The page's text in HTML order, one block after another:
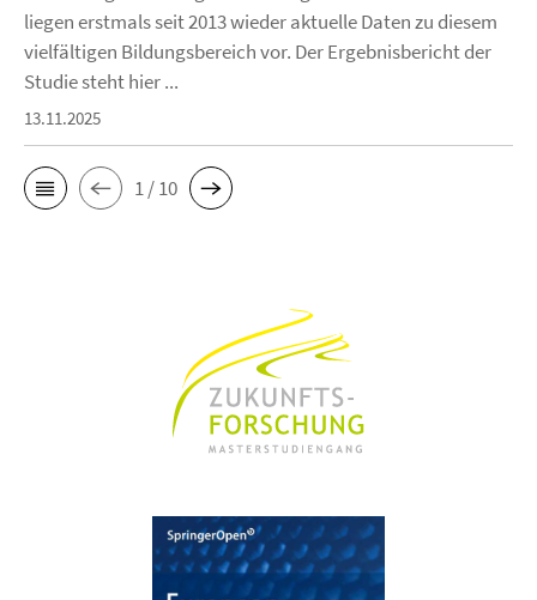
liegen erstmals seit 2013 wieder aktuelle Daten zu diesem
vielfältigen Bildungsbereich vor. Der Ergebnisbericht der
Studie steht hier ...
13.11.2025
1 / 10